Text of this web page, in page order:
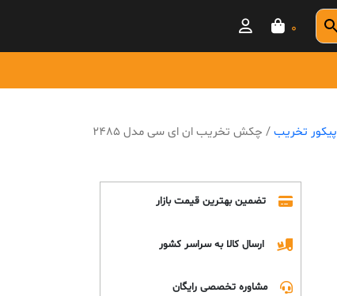
0
پیکور تخریب / چکش تخریب ان ای سی مدل 2485
تضمین بهترین قیمت بازار
ارسال کالا به سراسر کشور
مشاوره تخصصی رایگان